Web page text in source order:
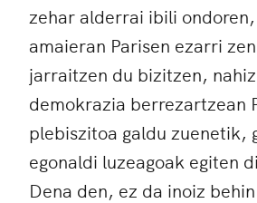
zehar alderrai ibili
amaieran Parisen ezarri
jarraitzen du bizitzen,
demokrazia berrezartzean
plebiszitoa galdu zuenetik,
egonaldi luzeagoak egiten
Dena den, ez da inoiz